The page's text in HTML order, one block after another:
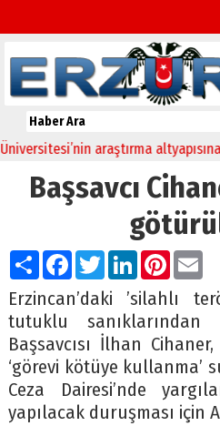
araştırma altyapısına
Başsavcı
PaylaşFacebook
TwitterLinkedIn
Erzincan’daki ’silahlı
tutuklu sanıklarından
Başsavcısı İlhan
‘görevi kötüye kullanma’
Ceza Dairesi’nde
yapılacak duruşması için